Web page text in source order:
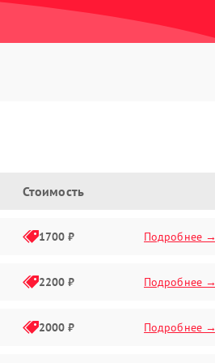
Стоимость
1700 ₽ Подробнее →
2200 ₽ Подробнее →
2000 ₽ Подробнее →